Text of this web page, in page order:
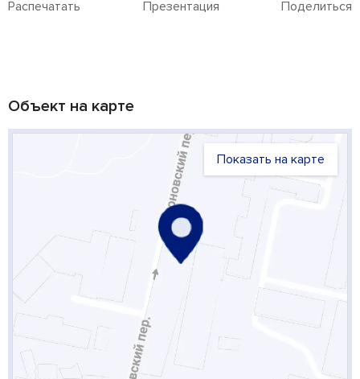
Распечатать Презентация Поделиться
Объект на карте
Показать на карте